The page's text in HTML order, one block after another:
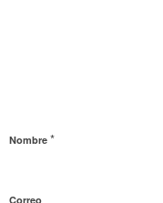
Nombre *
Correo